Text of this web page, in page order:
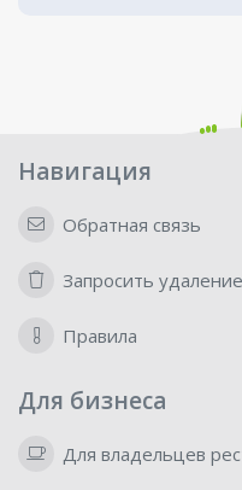
Навигация
Обратная связь
Запросить
Правила
Для бизнеса
Для владельцев